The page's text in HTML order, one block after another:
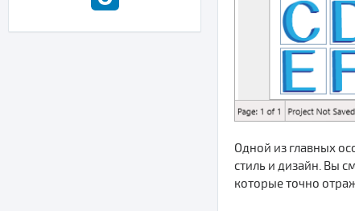
Одной из главных
стиль и дизайн. Вы
которые точно